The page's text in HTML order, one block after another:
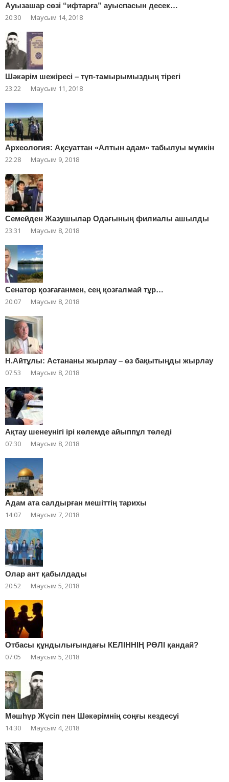
Ауызашар сөзі “ифтарға” ауыспасын десек…
20:30 Маусым 14, 2018
Шәкәрім шежіресі – түп-тамырымыздың тірегі
23:22 Маусым 11, 2018
Археология: Ақсуаттан «Алтын адам» табылуы мүмкін
22:28 Маусым 9, 2018
Cемейден Жазушылар Одағының филиалы ашылды
23:31 Маусым 8, 2018
Сенатор қозғағанмен, сең қозғалмай тұр…
20:07 Маусым 8, 2018
Н.Айтұлы: Астананы жырлау – өз бақытыңды жырлау
07:53 Маусым 8, 2018
Ақтау шенеунігі ірі көлемде айыппұл төледі
07:30 Маусым 8, 2018
Адам ата салдырған мешіттің тарихы
14:07 Маусым 7, 2018
Олар ант қабылдады
20:52 Маусым 5, 2018
Отбасы құндылығындағы КЕЛІННІҢ РӨЛІ қандай?
07:05 Маусым 5, 2018
Мәшһүр Жүсіп пен Шәкәрімнің соңғы кездесуі
14:30 Маусым 4, 2018